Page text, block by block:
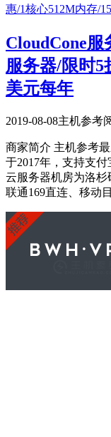
CloudCone服
服务器/限时5
美元每年
2019-08-08主机参考
商家简介 主机参考
于2017年，支持支
云服务器机房为洛杉
联通169直连、移动